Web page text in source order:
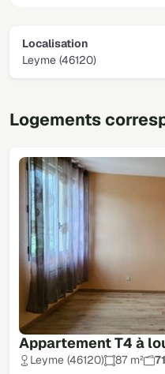
Localisation
Leyme (46120)
Logements
Appartement T4 à
Leyme (46120) 87 m²